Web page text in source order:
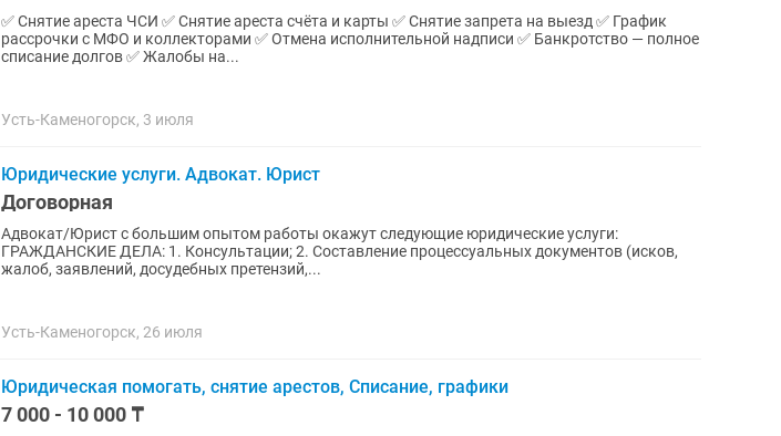
✅ Снятие ареста ЧСИ ✅ Снятие ареста счёта и карты ✅ Снятие запрета на выезд ✅ График
рассрочки с МФО и коллекторами ✅ Отмена исполнительной надписи ✅ Банкротство — полное
списание долгов ✅ Жалобы на...
Усть-Каменогорск, 3 июля
Юридические услуги. Адвокат. Юрист
Договорная
Адвокат/Юрист с большим опытом работы окажут следующие юридические услуги:
ГРАЖДАНСКИЕ ДЕЛА: 1. Консультации; 2. Составление процессуальных документов (исков,
жалоб, заявлений, досудебных претензий,...
Усть-Каменогорск, 26 июля
Юридическая помогать, снятие арестов, Списание, графики
7 000 - 10 000 ₸